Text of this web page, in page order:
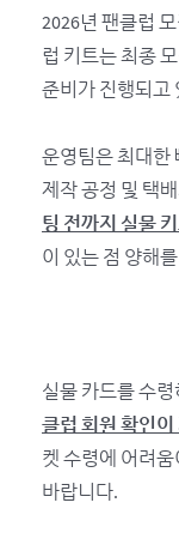
2026년 팬클럽
럽 키트는 최종
준비가 진행되고
운영팀은 최대한
제작 공정 및 택
팅 전까지 실물
이 있는 점 양해
실물 카드를 수
클럽 회원 확인
켓 수령에 어려
바랍니다.